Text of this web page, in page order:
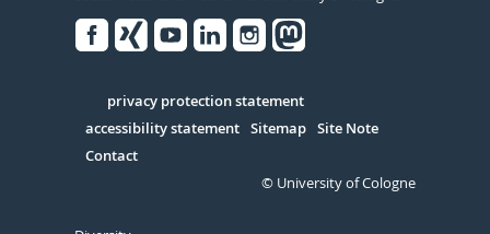
Serivce
privacy protection statement
accessibility statement Sitemap Site Note
Contact
© University of Cologne